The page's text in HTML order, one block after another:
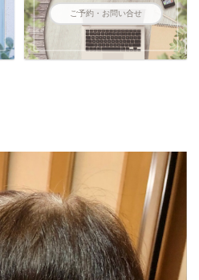
ご予約・お問い合せ